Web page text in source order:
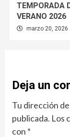
TEMPORADA
VERANO 2026
marzo 20, 2026
Deja un
Tu dirección
publicada. Los
con *